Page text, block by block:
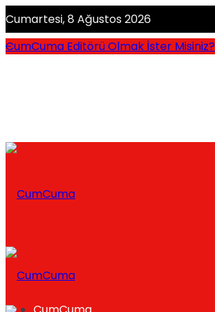
Cumartesi, 8 Ağustos 2026
CumCuma Editörü Olmak İster Misiniz?